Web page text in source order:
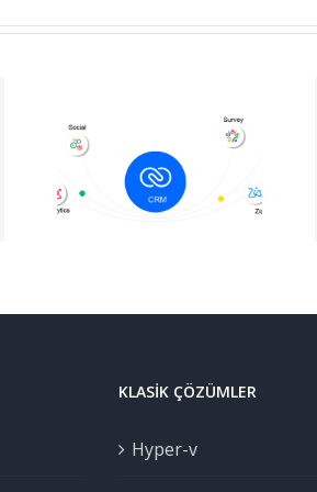
Destek İçin
Güçlü Bir
Araç Zoho
KLASIK ÇÖZÜMLER
Hyper-v